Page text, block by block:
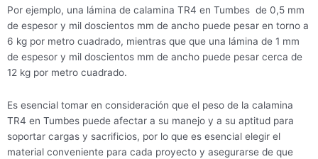
Por ejemplo, una lámina de calamina TR4 en Tumbes de 0,5 mm
de espesor y mil doscientos mm de ancho puede pesar en torno a
6 kg por metro cuadrado, mientras que que una lámina de 1 mm
de espesor y mil doscientos mm de ancho puede pesar cerca de
12 kg por metro cuadrado.
Es esencial tomar en consideración que el peso de la calamina
TR4 en Tumbes puede afectar a su manejo y a su aptitud para
soportar cargas y sacrificios, por lo que es esencial elegir el
material conveniente para cada proyecto y asegurarse de que